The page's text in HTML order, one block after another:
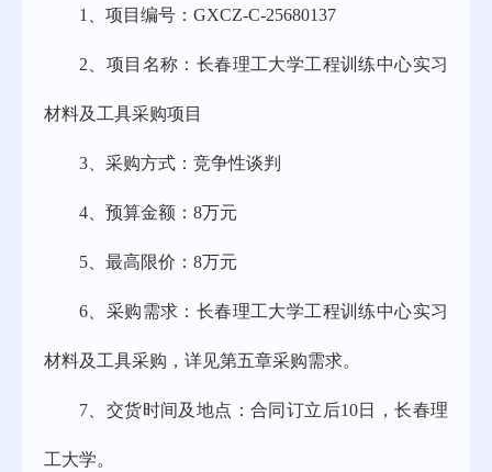
1、 项目编号： GXCZ-C-25680137
2、 项目名称： 长春理工大学工程训练中心实习
材料及工具采购项目
3、 采购方式：竞争性谈判
4、 预算金额： 8万元
5、 最高限价： 8万元
6、 采购需求： 长春理工大学工程训练中心实习
材料及工具采购 ， 详见第五章采购需求。
7、交货时间及地点：合同订立后10日，长春理
工大学。